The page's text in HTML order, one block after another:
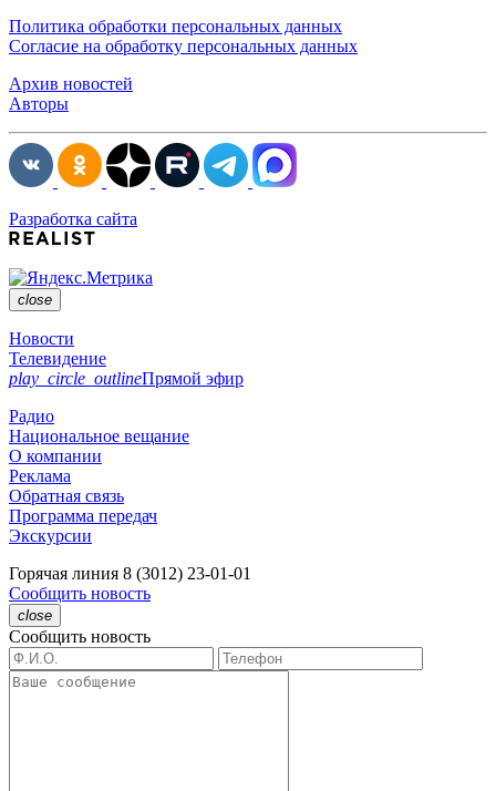
Политика обработки персональных данных
Согласие на обработку персональных данных
Архив новостей
Авторы
Разработка сайта
close
Новости
Телевидение
play_circle_outlineПрямой эфир
Радио
Национальное вещание
О компании
Реклама
Обратная связь
Программа передач
Экскурсии
Горячая линия 8 (3012) 23-01-01
Сообщить новость
close
Сообщить новость